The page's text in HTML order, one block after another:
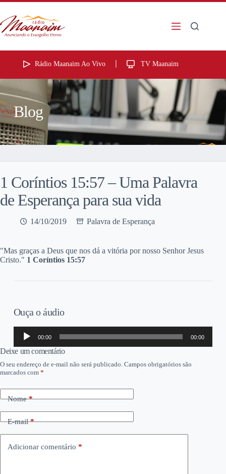
Rádio Maanaim Ao Vivo TV Maanaim
Blog
1 Coríntios 15:57 – Uma Palavra
de Esperança para sua vida
14/10/2019 Palavra de Esperança
"Mas graças a Deus que nos dá a vitória por nosso Senhor Jesus
Cristo." 1 Coríntios 15:57
Ouça o áudio
Tocador
áudio
00:00 00:00
Deixe um comentário
O seu endereço de e-mail não será publicado. Campos obrigatórios são
marcados com *
Nome*
E-mail*
Adicionar comentário *